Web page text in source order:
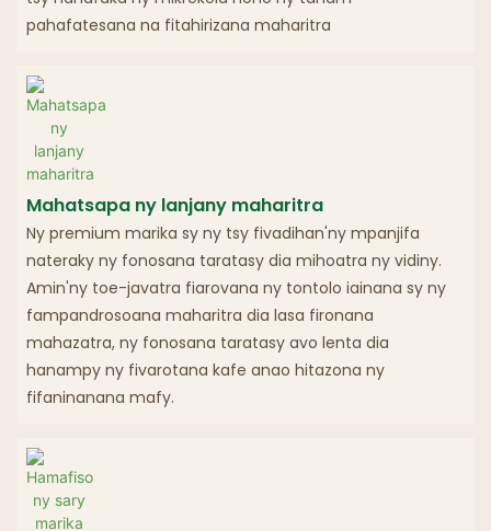
pahafatesana na fitahirizana maharitra
Mahatsapa ny lanjany maharitra
Ny premium marika sy ny tsy fivadihan'ny mpanjifa
nateraky ny fonosana taratasy dia mihoatra ny vidiny.
Amin'ny toe-javatra fiarovana ny tontolo iainana sy ny
fampandrosoana maharitra dia lasa fironana
mahazatra, ny fonosana taratasy avo lenta dia
hanampy ny fivarotana kafe anao hitazona ny
fifaninanana mafy.